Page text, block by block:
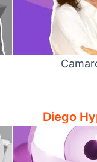
Diego